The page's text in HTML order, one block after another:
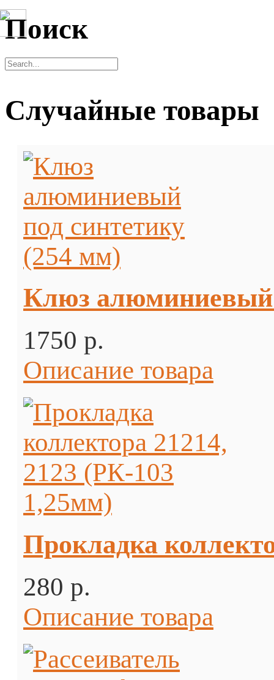
Поиск
Случайные товары
Клюз алюминиевый
1750 p.
Описание товара
Прокладка
280 p.
Описание товара